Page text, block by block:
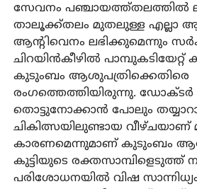
സേവനം പഞ്ചായത്ത്തലത്തിൽ
താലൂക്ക്തലം മുതലുള്ള എല്ലാ
ആന്റിവെനം ലഭിക്കുമെന്നും
ചിറയിൻകീഴിൽ
കുടുംബം ആശുപത്രിക്കെതിരെ
രംഗത്തെത്തിയിരുന്നു. ഡോക്ടർ
തൊട്ടുനോക്കാൻ പോലും
ചികിത്സയിലുണ്ടായ
കാരണമെന്നുമാണ് കുടുംബം
കുട്ടിയുടെ രക്തസാമ്പിളെടുത്ത്
പരിശോധനയിൽ വിഷ